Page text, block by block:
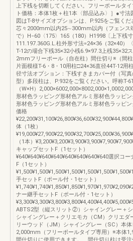
上下桟を切断してください。フリーポールタ
ト価格：本体1枚＋柱1本〈部品込み〉］●寸
図はT-8サイズオプションは、P.925をご覧く
芯々2000mm以内25∼300mm以内（フェンス
で）H−60〈175〉165（180）H1998〔上下桟寸
111.197.360G.L.柱外形寸法=24×36（32×40
T-12の場合下桟35×32小桟6.9×97.3上桟35×32
2mmフリーポール（自在柱）間仕切り※（間
片面模様T-6・8・10用柱□24×36直径44T-12用
径寸法オプション：下桟すきまカバー付（写真
型）多段柱は、P.932をご覧ください。呼称T-
（W×H）
形材色ラッピング形材色アルミ形材色ラッピン
形材色ラッピング形材色アルミ形材色ラッピン
価格
体（1枚）
（1本）
キャップセットF（1セット）
¥640¥640¥640¥640¥640¥640¥640¥640選択コー
F（1セット）
手セットF（ポール付・1セット）
ナー継手セットF（ポール付・1セット）
ABTS2型（縦スリット②）シャイングレー＋
シャイングレー＋クリエモカ（CM）クリエダ
リーウッド（JM）シャイングレー（SC）本体
2,000mm（フリーポールタイプ専用）※本体
間仕切りに使用できます。 間仕切り柱は受注